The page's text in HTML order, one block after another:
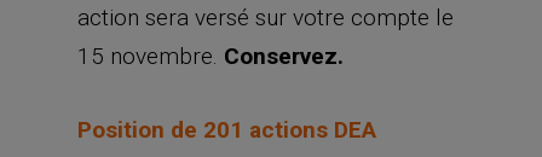
action sera versé sur votre compte le
15 novembre. Conservez.
Position de 201 actions DEA